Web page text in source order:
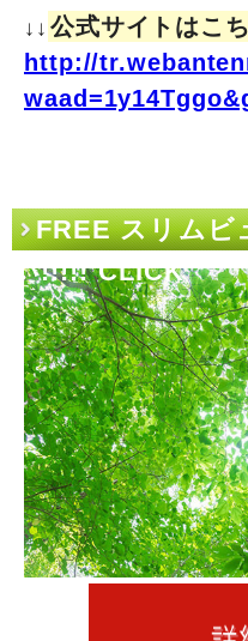
↓↓ 公式サイトはこ
http://
FREE スリムビ
い!!!!! CLICK